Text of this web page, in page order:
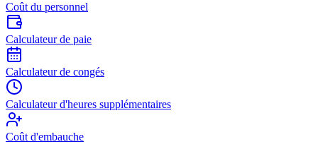
Coût du personnel
Calculateur de paie
Calculateur de congés
Calculateur d'heures supplémentaires
Coût d'embauche